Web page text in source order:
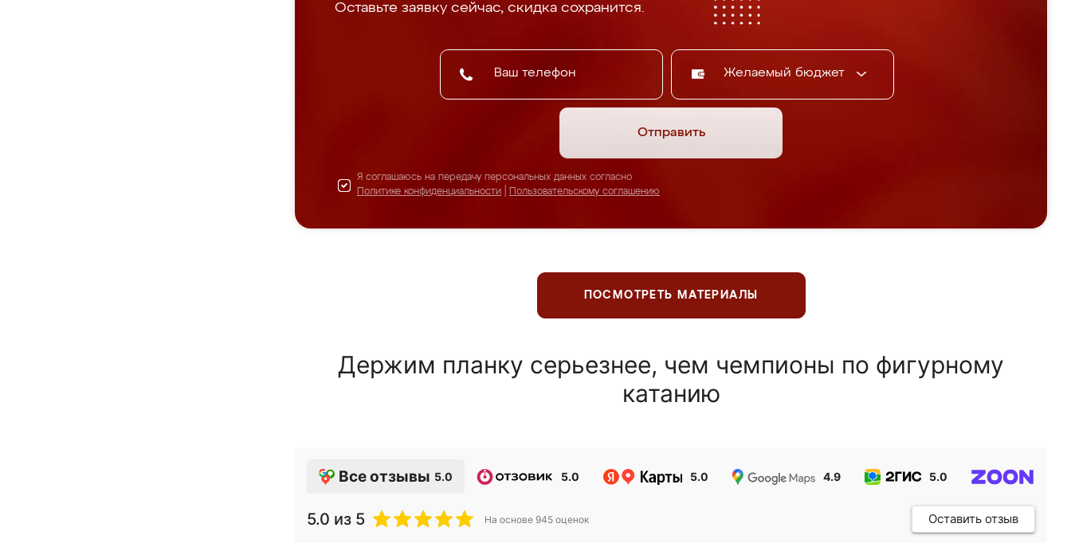
Оставьте заявку сейчас, скидка сохранится.
Желаемый бюджет
Отправить
Я соглашаюсь на передачу персональных данных согласно
Политике конфиденциальности
Пользовательскому соглашению
ПОСМОТРЕТЬ МАТЕРИАЛЫ
Держим планку серьезнее, чем чемпионы по фигурному
катанию
Все отзывы 5.0 5.0 5.0 4.9 5.0
5.0 из 5 На основе 945 оценок Оставить отзыв